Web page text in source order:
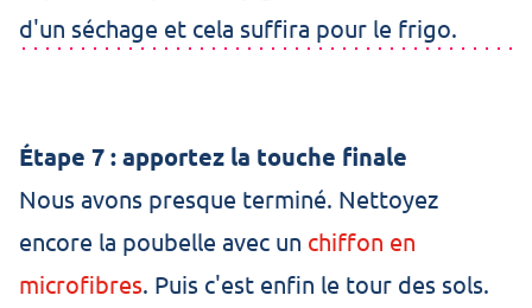
d'un séchage et cela suffira pour le frigo.
Étape 7 : apportez la touche finale
Nous avons presque terminé. Nettoyez
encore la poubelle avec un chiffon en
microfibres. Puis c'est enfin le tour des sols.